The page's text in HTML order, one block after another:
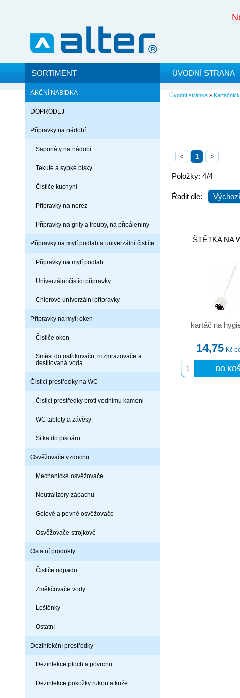
SORTIMENT ÚVODNÍ STRANA
AKČNÍ NABÍDKA
DOPRODEJ
Přípravky na nádobí
Saponáty na nádobí
Tekuté a sypké písky
Čističe kuchyní
Přípravky na nerez
Přípravky na grily a trouby, na připáleniny
Přípravky na mytí podlah a univerzální čističe
Přípravky na mytí podlah
Univerzální čisticí přípravky
Chlorové univerzální přípravky
Přípravky na mytí oken
Čističe oken
Směsi do ostřikovačů, rozmrazovače a
destilovaná voda
Čisticí prostředky na WC
Čisticí prostředky proti vodnímu kameni
WC tablety a závěsy
Sítka do pisoáru
Osvěžovače vzduchu
Mechanické osvěžovače
Neutralizéry zápachu
Gelové a pevné osvěžovače
Osvěžovače strojkové
Ostatní produkty
Čističe odpadů
Změkčovače vody
Leštěnky
Ostatní
Dezinfekční prostředky
Dezinfekce ploch a povrchů
Dezinfekce pokožky rukou a kůže
Úvodní stránka »
< 1 >
Položky: 4/4
Řadit dle: Výchozí
ŠTĚTKA NA
kartáč na
14,75 Kč